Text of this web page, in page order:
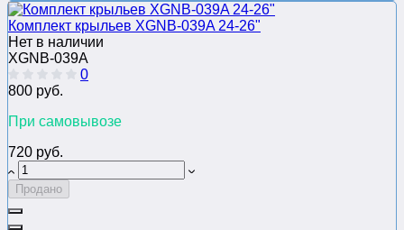
Комплект крыльев XGNB-039A 24-26ʺ
Нет в наличии
XGNB-039A
0
800 руб.
При самовывозе
720 руб.
Продано